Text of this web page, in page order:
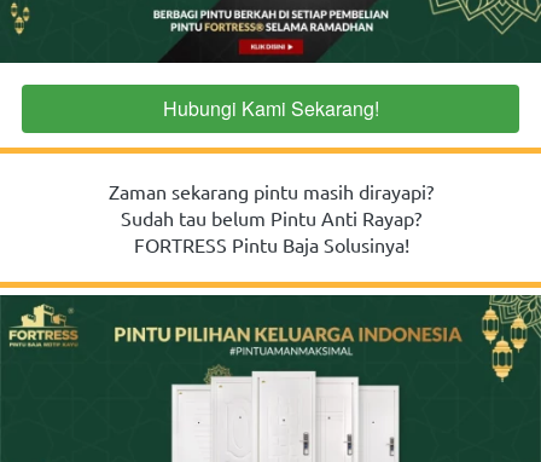
`Hubungi Kami Sekarang!
Zaman sekarang pintu masih dirayapi?
Sudah tau belum Pintu Anti Rayap?
FORTRESS Pintu Baja Solusinya!